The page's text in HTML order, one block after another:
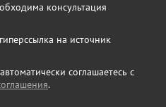
консультация
на источник
соглашаетесь с
.